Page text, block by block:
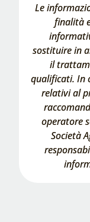
Le
finalità
sostituire in
il
qualificati. In
relativi al
operatore
Società